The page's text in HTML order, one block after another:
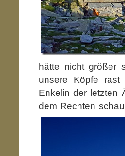
hätte nicht größer
unsere Köpfe
Enkelin der letzten
dem Rechten